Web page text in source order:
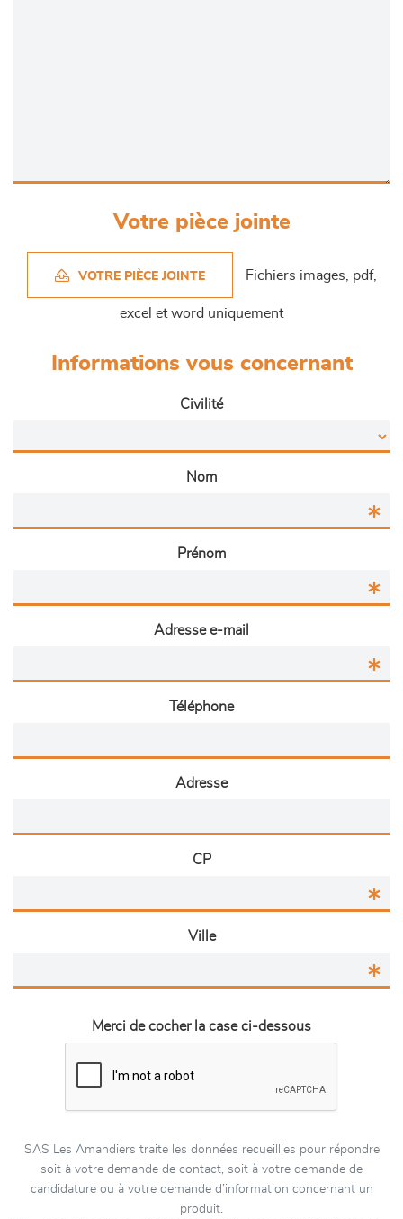
Votre pièce jointe
VOTRE PIÈCE JOINTE Fichiers images, pdf,
excel et word uniquement
Informations vous concernant
Civilité
Nom
Prénom
Adresse e-mail
Téléphone
Adresse
CP
Ville
Merci de cocher la case ci-dessous
SAS Les Amandiers traite les données recueillies pour répondre
soit à votre demande de contact, soit à votre demande de
candidature ou à votre demande d’information concernant un
produit.